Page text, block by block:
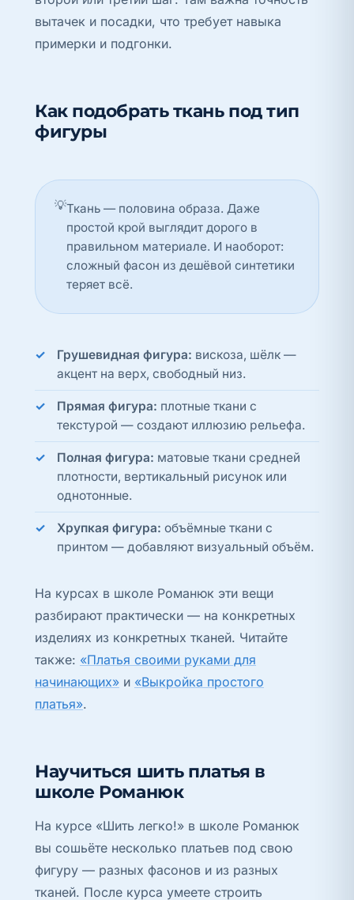
вытачек и посадки, что требует навыка
примерки и подгонки.
Как подобрать ткань под тип
фигуры
💡Ткань — половина образа. Даже
простой крой выглядит дорого в
правильном материале. И наоборот:
сложный фасон из дешёвой синтетики
теряет всё.
Грушевидная фигура: вискоза, шёлк —
акцент на верх, свободный низ.
Прямая фигура: плотные ткани с
текстурой — создают иллюзию рельефа.
Полная фигура: матовые ткани средней
плотности, вертикальный рисунок или
однотонные.
Хрупкая фигура: объёмные ткани с
принтом — добавляют визуальный объём.
На курсах в школе Романюк эти вещи
разбирают практически — на конкретных
изделиях из конкретных тканей. Читайте
также: «Платья своими руками для
начинающих» и «Выкройка простого
платья».
Научиться шить платья в
школе Романюк
На курсе «Шить легко!» в школе Романюк
вы сошьёте несколько платьев под свою
фигуру — разных фасонов и из разных
тканей. После курса умеете строить